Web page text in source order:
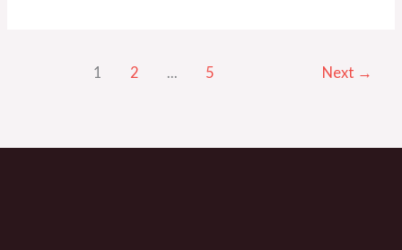
1 2 ... 5 Next →